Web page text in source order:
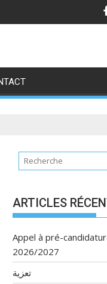
ARTICLES
Appel à pré-
2026/2027
تعزية